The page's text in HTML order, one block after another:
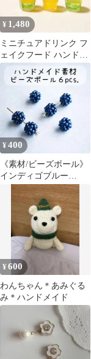
¥ 1,480
ミニチュアドリンク フ
ェイクフード ハンドメ
イド 【107】
¥400
《素材/ビーズボール》
インディゴブルー
8mm【６個】 チェコビ
ーズハンドメイド
¥600
わんちゃん＊あみぐる
み＊ハンドメイド